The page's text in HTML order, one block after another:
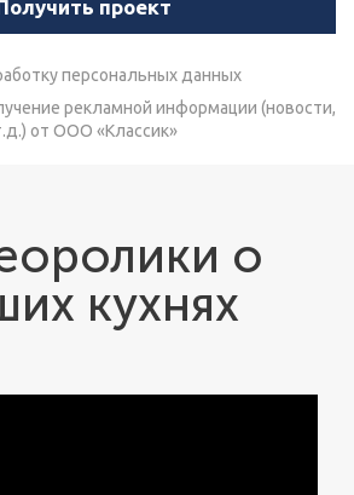
персональных данных
рекламной информации (новости,
от ООО «Классик»
о
кухнях